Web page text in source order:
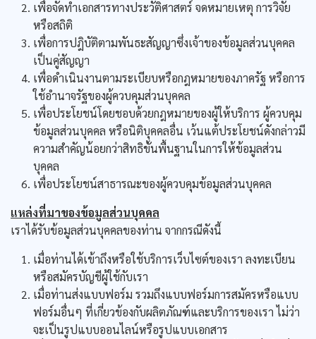
เพื่อจัดทำเอกสารทางประวัติศาสตร์ จดหมายเหตุ การวิจัย
หรือสถิติ
เพื่อการปฎิบัติตามพันธะสัญญาซึ่งเจ้าของข้อมูลส่วนบุคคล
เป็นคู่สัญญา
เพื่อดำเนินงานตามระเบียบหรือกฎหมายของภาครัฐ หรือการ
ใช้อำนาจรัฐของผู้ควบคุมส่วนบุคคล
เพื่อประโยชน์โดยชอบด้วยกฎหมายของผู้ให้บริการ ผู้ควบคุม
ข้อมูลส่วนบุคคล หรือนิติบุคคลอื่น เว้นแต้ประโยชน์ดังกล่าวมี
ความสำคัญน้อยกว่าสิทธิขั้นพื้นฐานในการให้ข้อมูลส่วน
บุคคล
เพื่อประโยชน์สาธารณะของผู้ควบคุมข้อมูลส่วนบุคคล
แหล่งที่มาของข้อมูลส่วนบุคคล
เราได้รับข้อมูลส่วนบุคคลของท่าน จากกรณีดังนี้
เมื่อท่านได้เข้าถึงหรือใช้บริการเว็บไซต์ของเรา ลงทะเบียน
หรือสมัครบัญชีผู้ใช้กับเรา
เมื่อท่านส่งแบบฟอร์ม รวมถึงแบบฟอร์มการสมัครหรือแบบ
ฟอร์มอื่นๆ ที่เกี่ยวข้องกับผลิตภัณฑ์และบริการของเรา ไม่ว่า
จะเป็นรูปแบบออนไลน์หรือรูปแบบเอกสาร